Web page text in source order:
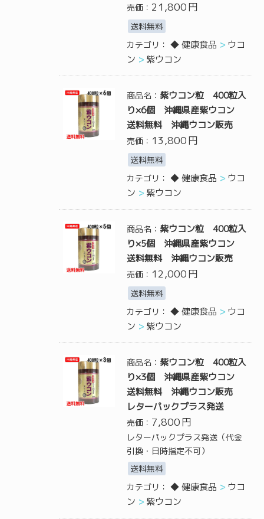
売価： 21,800円
送料無料
カテゴリ： ◆ 健康食品
ウコ
ン
紫ウコン
商品名： 紫ウコン粒 400粒入
り×6個 沖縄県産紫ウコン
送料無料 沖縄ウコン販売
売価： 13,800円
送料無料
カテゴリ： ◆ 健康食品
ウコ
ン
紫ウコン
商品名： 紫ウコン粒 400粒入
り×5個 沖縄県産紫ウコン
送料無料 沖縄ウコン販売
売価： 12,000円
送料無料
カテゴリ： ◆ 健康食品
ウコ
ン
紫ウコン
商品名： 紫ウコン粒 400粒入
り×3個 沖縄県産紫ウコン
送料無料 沖縄ウコン販売
レターパックプラス発送
売価： 7,800円
レターパックプラス発送（代金
引換・日時指定不可）
送料無料
カテゴリ： ◆ 健康食品
ウコ
ン
紫ウコン